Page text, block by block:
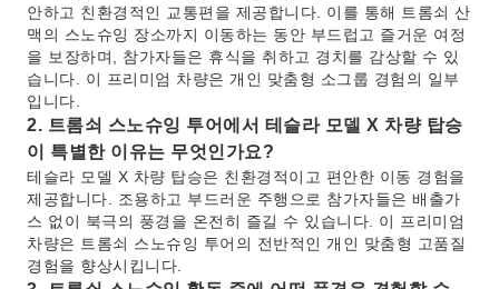
안하고 친환경적인 교통편을 제공합니다. 이를 통해 트롬쇠 산
맥의 스노슈잉 장소까지 이동하는 동안 부드럽고 즐거운 여정
을 보장하며, 참가자들은 휴식을 취하고 경치를 감상할 수 있
습니다. 이 프리미엄 차량은 개인 맞춤형 소그룹 경험의 일부
입니다.
2. 트롬쇠 스노슈잉 투어에서 테슬라 모델 X 차량 탑승
이 특별한 이유는 무엇인가요?
테슬라 모델 X 차량 탑승은 친환경적이고 편안한 이동 경험을
제공합니다. 조용하고 부드러운 주행으로 참가자들은 배출가
스 없이 북극의 풍경을 온전히 즐길 수 있습니다. 이 프리미엄
차량은 트롬쇠 스노슈잉 투어의 전반적인 개인 맞춤형 고품질
경험을 향상시킵니다.